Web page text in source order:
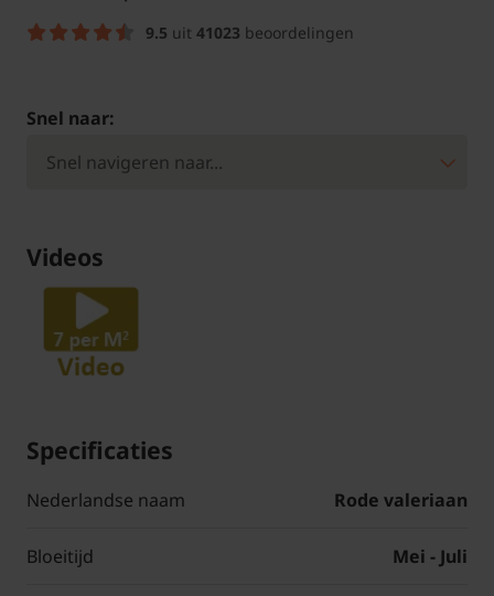
9.5 uit 41023 beoordelingen
Snel naar:
Videos
Specificaties
Nederlandse naam Rode valeriaan
Bloeitijd Mei - Juli